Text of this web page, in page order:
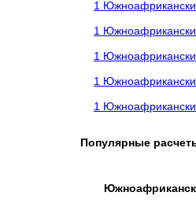
1
1
1
1
1
Популярные